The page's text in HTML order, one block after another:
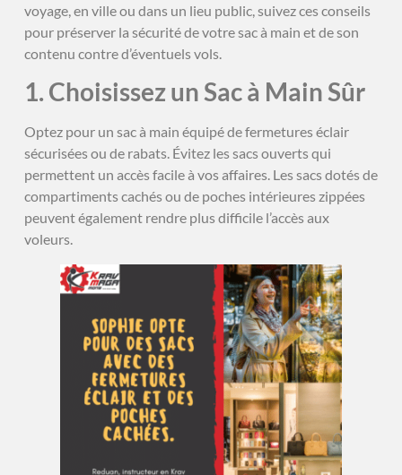
voyage, en ville ou dans un lieu public, suivez ces conseils
pour préserver la sécurité de votre sac à main et de son
contenu contre d’éventuels vols.
1. Choisissez un Sac à Main Sûr
Optez pour un sac à main équipé de fermetures éclair
sécurisées ou de rabats. Évitez les sacs ouverts qui
permettent un accès facile à vos affaires. Les sacs dotés de
compartiments cachés ou de poches intérieures zippées
peuvent également rendre plus difficile l’accès aux
voleurs.